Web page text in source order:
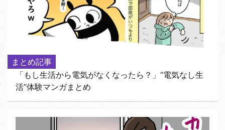
まとめ記事
「もし生活から電気がなくなったら？」“電気なし生
活”体験マンガまとめ